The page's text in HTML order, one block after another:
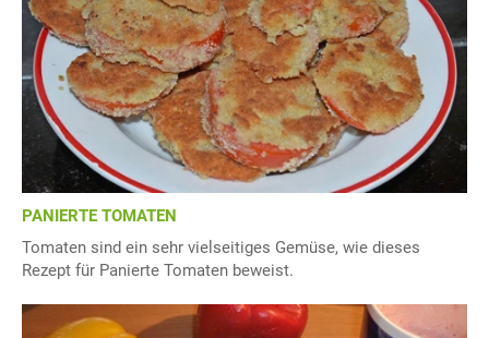
PANIERTE TOMATEN
Tomaten sind ein sehr vielseitiges Gemüse, wie dieses
Rezept für Panierte Tomaten beweist.